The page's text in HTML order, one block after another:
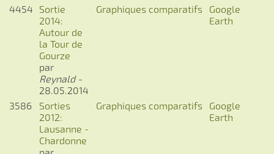
4454
Sortie
2014:
Autour de
la Tour de
Gourze
par
Reynald -
28.05.2014
Graphiques comparatifs
Google
Earth
3586
Sorties
2012:
Lausanne -
Chardonne
Graphiques comparatifs
Google
Earth